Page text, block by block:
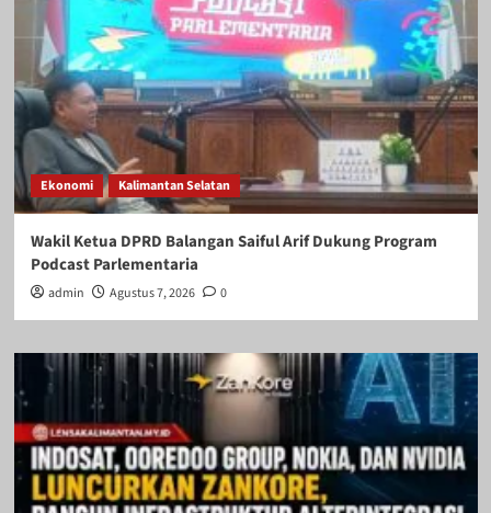
Ekonomi Kalimantan Selatan
Wakil Ketua DPRD Balangan Saiful Arif Dukung Program
Podcast Parlementaria
admin Agustus 7, 2026 0